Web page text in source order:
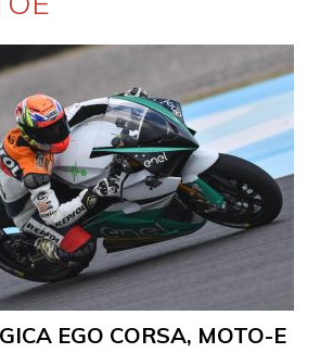
EGO CORSA, MOTO-E